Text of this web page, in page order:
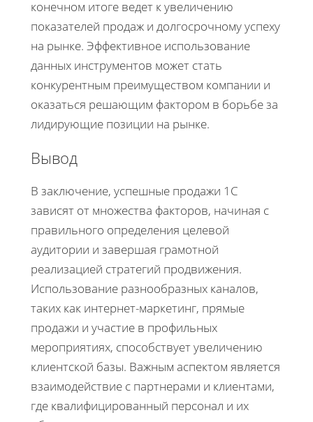
конечном итоге ведет к увеличению
показателей продаж и долгосрочному успеху
на рынке. Эффективное использование
данных инструментов может стать
конкурентным преимуществом компании и
оказаться решающим фактором в борьбе за
лидирующие позиции на рынке.
Вывод
В заключение, успешные продажи 1С
зависят от множества факторов, начиная с
правильного определения целевой
аудитории и завершая грамотной
реализацией стратегий продвижения.
Использование разнообразных каналов,
таких как интернет-маркетинг, прямые
продажи и участие в профильных
мероприятиях, способствует увеличению
клиентской базы. Важным аспектом является
взаимодействие с партнерами и клиентами,
где квалифицированный персонал и их